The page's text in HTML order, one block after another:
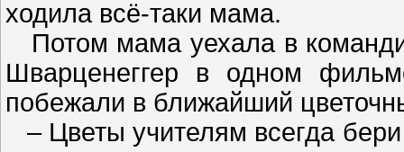
ходила всё-таки мама.
Потом мама уехала в
Шварценеггер в одном
побежали в ближайший
– Цветы учителям всегда